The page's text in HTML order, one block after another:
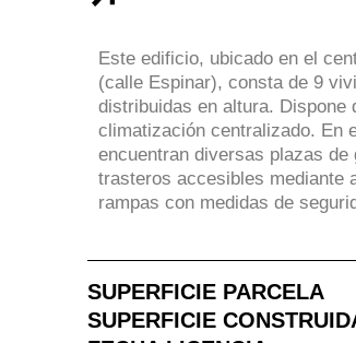
Este edificio, ubicado en el
(calle Espinar), consta de 9
distribuidas en altura. Dispone
climatización centralizado. En
encuentran diversas plazas de
trasteros accesibles mediante
rampas con medidas de
SUPERFICIE PARCELA
SUPERFICIE